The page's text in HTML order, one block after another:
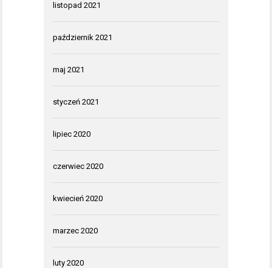
listopad 2021
październik 2021
maj 2021
styczeń 2021
lipiec 2020
czerwiec 2020
kwiecień 2020
marzec 2020
luty 2020